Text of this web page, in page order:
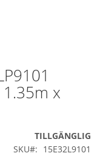
x
TILLGÄNGLIG
SKU
15E32L9101